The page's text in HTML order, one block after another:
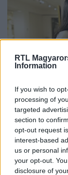
RTL
Information
If you wish to
processing of
targeted
section to
opt-out request
interest-based
us or personal
your opt-out.
disclosure of
Fókusz
2026. március 20.
Alföldi Róbert
A legjobb
Eleni Korani
Szendrő Péter
darabokért.